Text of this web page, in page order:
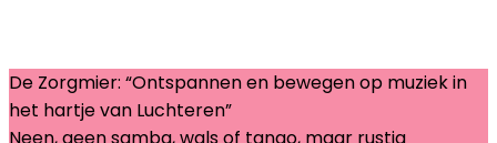
De Zorgmier: “Ontspannen en bewegen op muziek in
het hartje van Luchteren”
Neen, geen samba, wals of tango, maar rustig